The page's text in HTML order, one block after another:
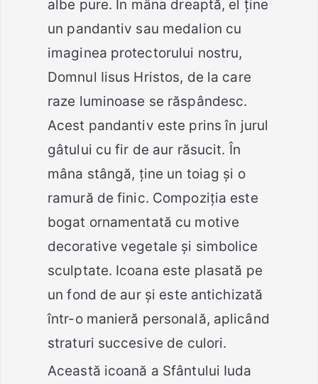
albe pure. În mâna dreaptă, el ține
un pandantiv sau medalion cu
imaginea protectorului nostru,
Domnul Iisus Hristos, de la care
raze luminoase se răspândesc.
Acest pandantiv este prins în jurul
gâtului cu fir de aur răsucit. În
mâna stângă, ține un toiag și o
ramură de finic. Compoziția este
bogat ornamentată cu motive
decorative vegetale și simbolice
sculptate. Icoana este plasată pe
un fond de aur și este antichizată
într-o manieră personală, aplicând
straturi succesive de culori.
Această icoană a Sfântului Iuda